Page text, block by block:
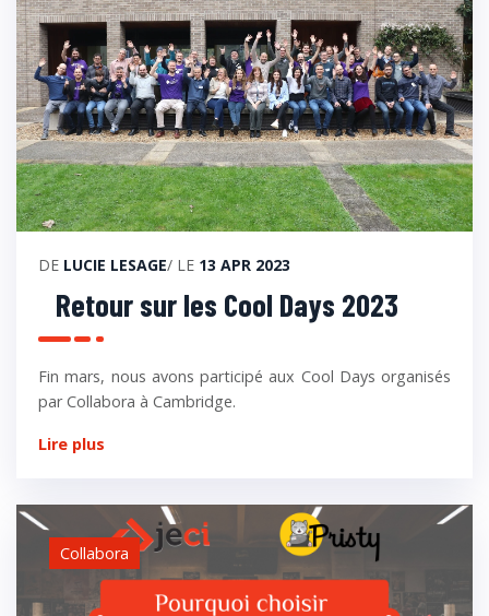
DE LUCIE LESAGE/ LE 13 APR 2023
Retour sur les Cool Days 2023
Fin mars, nous avons participé aux Cool Days organisés
par Collabora à Cambridge.
Lire plus
Collabora